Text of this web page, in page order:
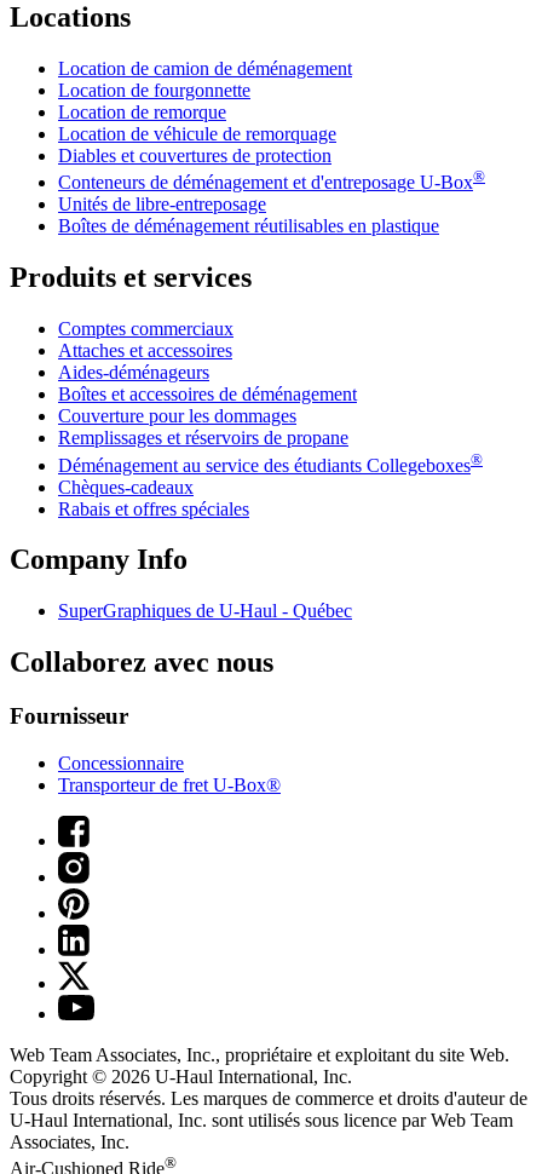
Locations
Location de camion de déménagement
Location de fourgonnette
Location de remorque
Location de véhicule de remorquage
Diables et couvertures de protection
Conteneurs de déménagement et d'entreposage U-Box®
Unités de libre-entreposage
Boîtes de déménagement réutilisables en plastique
Produits et services
Comptes commerciaux
Attaches et accessoires
Aides-déménageurs
Boîtes et accessoires de déménagement
Couverture pour les dommages
Remplissages et réservoirs de propane
Déménagement au service des étudiants Collegeboxes®
Chèques-cadeaux
Rabais et offres spéciales
Company Info
SuperGraphiques de U-Haul - Québec
Collaborez avec nous
Fournisseur
Concessionnaire
Transporteur de fret U-Box®
Web Team Associates, Inc., propriétaire et exploitant du site Web.
Copyright © 2026 U-Haul International, Inc.
Tous droits réservés. Les marques de commerce et droits d'auteur de
U-Haul International, Inc. sont utilisés sous licence par Web Team
Associates, Inc.
Air-Cushioned Ride®